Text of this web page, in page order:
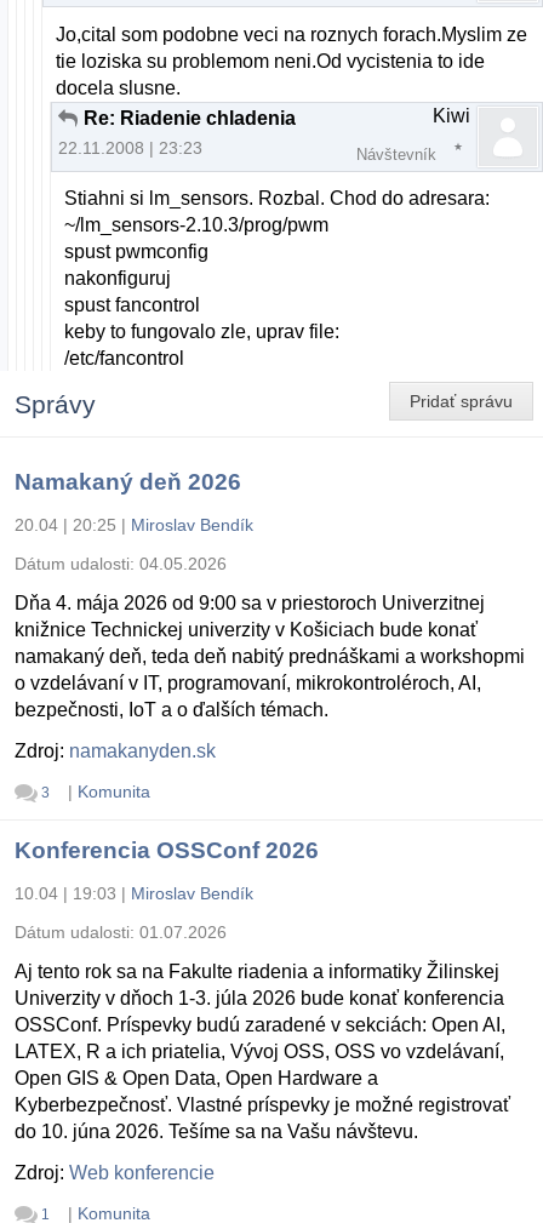
Jo,cital som podobne veci na roznych forach.Myslim ze
tie loziska su problemom neni.Od vycistenia to ide
docela slusne.
Re: Riadenie chladenia
22.11.2008 | 23:23
Kiwi
Návštevník
Stiahni si lm_sensors. Rozbal. Chod do adresara:
~/lm_sensors-2.10.3/prog/pwm
spust pwmconfig
nakonfiguruj
spust fancontrol
keby to fungovalo zle, uprav file:
/etc/fancontrol
Pridať správu
Správy
Namakaný deň 2026
20.04 | 20:25 | Miroslav Bendík
Dátum udalosti: 04.05.2026
Dňa 4. mája 2026 od 9:00 sa v priestoroch Univerzitnej
knižnice Technickej univerzity v Košiciach bude konať
namakaný deň, teda deň nabitý prednáškami a workshopmi
o vzdelávaní v IT, programovaní, mikrokontroléroch, AI,
bezpečnosti, IoT a o ďalších témach.
Zdroj: namakanyden.sk
3 | Komunita
Konferencia OSSConf 2026
10.04 | 19:03 | Miroslav Bendík
Dátum udalosti: 01.07.2026
Aj tento rok sa na Fakulte riadenia a informatiky Žilinskej
Univerzity v dňoch 1-3. júla 2026 bude konať konferencia
OSSConf. Príspevky budú zaradené v sekciách: Open AI,
LATEX, R a ich priatelia, Vývoj OSS, OSS vo vzdelávaní,
Open GIS & Open Data, Open Hardware a
Kyberbezpečnosť. Vlastné príspevky je možné registrovať
do 10. júna 2026. Tešíme sa na Vašu návštevu.
Zdroj: Web konferencie
1 | Komunita